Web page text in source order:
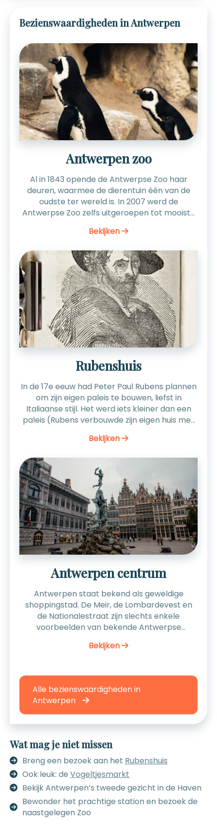
Bezienswaardigheden in Antwerpen
Antwerpen zoo
Al in 1843 opende de Antwerpse Zoo haar
deuren, waarmee de dierentuin één van de
oudste ter wereld is. In 2007 werd de
Antwerpse Zoo zelfs uitgeroepen tot mooiste
ter wereld. De dierentuin ligt vlakbij station
goed bereikbaar per openbaar vervoer.
Adres: Koningin Astridplein 26, Antwerpen
Openingstijden: Dagelijks vanaf 10:00u
geopend Website: klik hier
Bekijken
Rubenshuis
In de 17e eeuw had Peter Paul Rubens plannen
om zijn eigen paleis te bouwen, liefst in
Italiaanse stijl. Het werd iets kleiner dan een
paleis (Rubens verbouwde zijn eigen huis met
mooi. Zowel van binnen als van buiten is het
hangen er ook diverse werken van Rubens in
zijn voormalige woning, waaronder een
schilderij uit 1600. Adres: Wapper 9-11,
Antwerpen Openingstijden: Geopend tussen
10:00 en 17:00u, gesloten op maandag.
Website: klik hier
Bekijken
Antwerpen centrum
Antwerpen staat bekend als geweldige
shoppingstad. De Meir, de Lombardevest en
de Nationalestraat zijn slechts enkele
voorbeelden van bekende Antwerpse
op één van de vele terrassen, op de Grote
Antwerpen het centrum niet eens uit hoeft.
Doorgaans is de eerste zondag van de maand
koopzondag in Antwerpen. In 2015 zijn april en
november de enige uitzonderingen hierop. In
verband met feestdagen (Pasen en
Allerheiligen) is er op 4 april en 1 november
geen koopzondag. Adres: Antwerpen
Openingstijden: Diverse openingstijden
Website: klik hier
Bekijken
Alle bezienswaardigheden in
Antwerpen
Wat mag je niet missen
Breng een bezoek aan het Rubenshuis
Ook leuk: de Vogeltjesmarkt
Bekijk Antwerpen’s tweede gezicht in de Haven
Bewonder het prachtige station en bezoek de
naastgelegen Zoo